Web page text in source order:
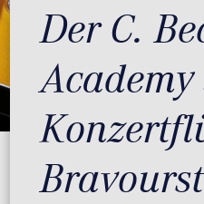
Der C.
Academy